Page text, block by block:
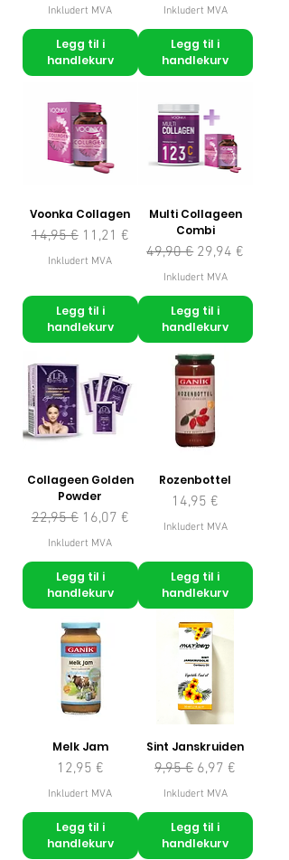
Inkludert MVA
Legg til i
handlekurv
Inkludert MVA
Legg til i
handlekurv
Voonka Collagen
Vanlig pris
14,95 € Salgspris
11,21 €
Inkludert MVA
Legg til i
handlekurv
Multi Collageen
Combi
Vanlig pris
49,90 € Salgspris
29,94 €
Inkludert MVA
Legg til i
handlekurv
Collageen Golden
Powder
Vanlig pris
22,95 € Salgspris
16,07 €
Inkludert MVA
Legg til i
handlekurv
Rozenbottel
Pris
14,95 €
Inkludert MVA
Legg til i
handlekurv
Melk Jam
Pris
12,95 €
Inkludert MVA
Legg til i
handlekurv
Sint Janskruiden
Vanlig pris
9,95 € Salgspris
6,97 €
Inkludert MVA
Legg til i
handlekurv